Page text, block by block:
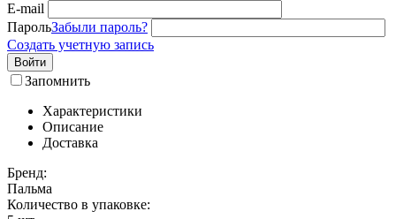
E-mail
ПарольЗабыли пароль?
Создать учетную запись
Войти
Запомнить
Характеристики
Описание
Доставка
Бренд:
Пальма
Количество в упаковке: